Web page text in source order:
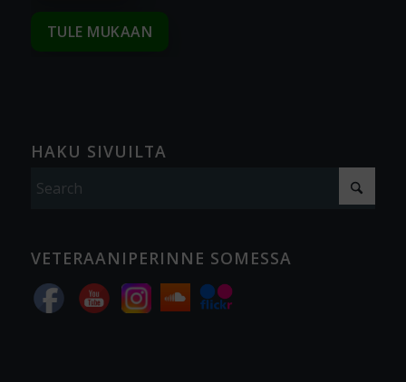
TULE MUKAAN
HAKU SIVUILTA
VETERAANIPERINNE SOMESSA